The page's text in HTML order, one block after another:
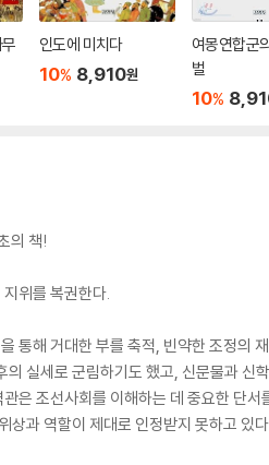
인도에 미치다
10% 8,910원
여몽연합군
벌
10%
의 책!
위를 복권한다.
통해 거대한 부를 축적, 빈약한 조정의
실세로 군림하기도 했고, 신문물과 신
은 조선사회를 이해하는 데 중요한 단
상과 역할이 제대로 인정받지 못하고 있